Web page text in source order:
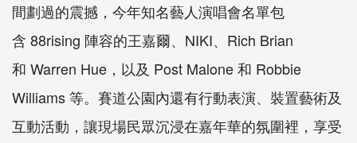
間劃過的震撼，今年知名藝人演唱會名單包
含 88rising 陣容的王嘉爾、 NIKI、 Rich Brian
和 Warren Hue ，以及 Post Malone和 Robbie
Williams等。賽道公園內還有行動表演、裝置藝術及
互動活動，讓現場民眾沉浸在嘉年華的氛圍裡，享受